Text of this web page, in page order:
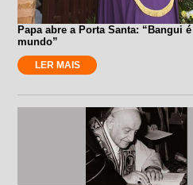
Papa abre a Porta Santa: “Bangui
mundo”
LER MAIS